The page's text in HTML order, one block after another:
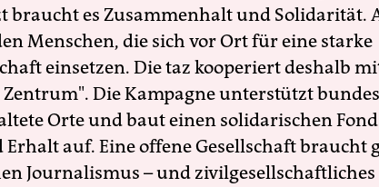
braucht es Zusammenhalt und Solidarität.
Menschen, die sich vor Ort für eine starke
einsetzen. Die taz kooperiert deshalb
Die Kampagne unterstützt
Orte und baut einen solidarischen
Erhalt auf. Eine offene Gesellschaft braucht
Journalismus – und zivilgesellschaftliches